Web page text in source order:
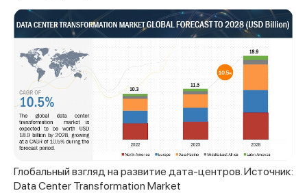
Глобальный взгляд на развитие дата-центров. Источник:
Data Center Transformation Market